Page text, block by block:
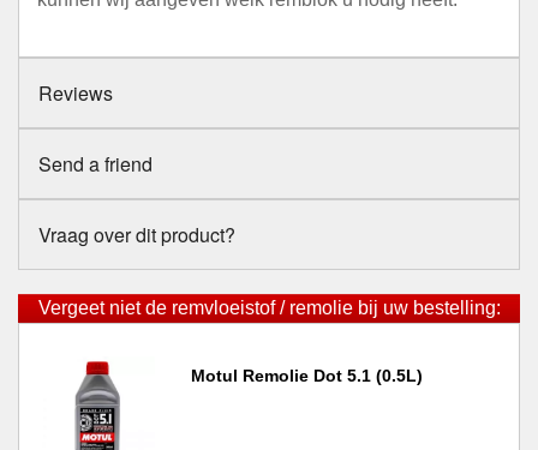
Reviews
Send a friend
Vraag over dit product?
Vergeet niet de remvloeistof / remolie bij uw bestelling:
Motul Remolie Dot 5.1 (0.5L)